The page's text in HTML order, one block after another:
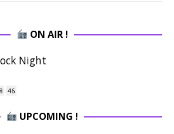
ON AIR !
Night
: 45
UPCOMING !